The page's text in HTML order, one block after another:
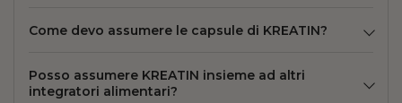
Come devo assumere le capsule di KREATIN?
Posso assumere KREATIN insieme ad altri
integratori alimentari?